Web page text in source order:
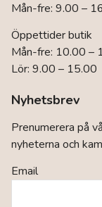
Mån-fre: 9.00 –
Öppettider butik
Mån-fre: 10.00 –
Lör: 9.00 – 15.00
Nyhetsbrev
Prenumerera på
nyheterna och
Email